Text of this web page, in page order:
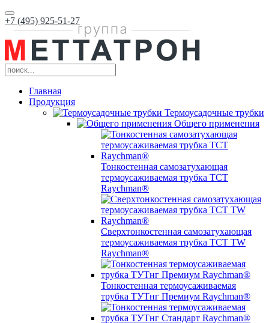
+7 (495) 925-51-27
Главная
Продукция
Термоусадочные трубки
Общего применения
Тонкостенная самозатухающая
термоусаживаемая трубка ТCT
Raychman®
Сверхтонкостенная самозатухающая
термоусаживаемая трубка ТCT TW
Raychman®
Тонкостенная термоусаживаемая
трубка ТУТнг Премиум Raychman®